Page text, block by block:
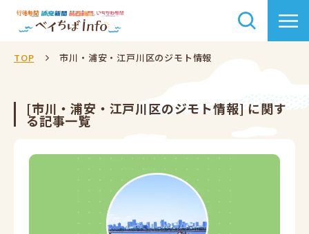
TOP 市川・浦安・江戸川区のジモト情報
[市川・浦安・江戸川区のジモト情報] に関す
る記事一覧